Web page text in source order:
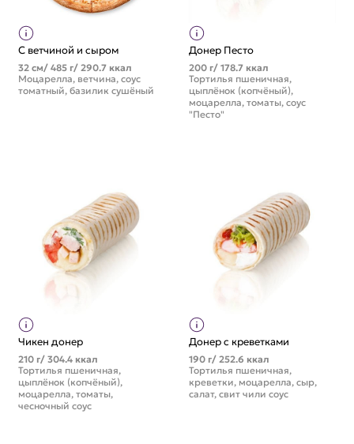
С ветчиной и сыром
32 см/ 485 г/ 290.7 ккал
Моцарелла, ветчина, соус
томатный, базилик сушёный
Донер Песто
200 г/ 178.7 ккал
Тортилья пшеничная,
цыплёнок (копчёный),
моцарелла, томаты, соус
"Песто"
Чикен донер
210 г/ 304.4 ккал
Тортилья пшеничная,
цыплёнок (копчёный),
моцарелла, томаты,
чесночный соус
Донер с креветками
190 г/ 252.6 ккал
Тортилья пшеничная,
креветки, моцарелла, сыр,
салат, свит чили соус